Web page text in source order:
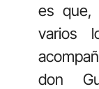
es que,
varios
don